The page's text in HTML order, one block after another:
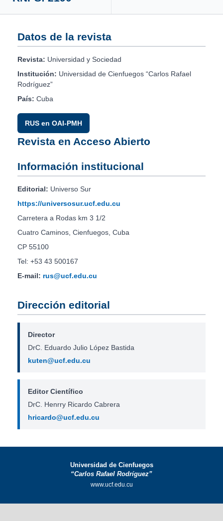
Datos de la revista
Revista: Universidad y Sociedad
Institución: Universidad de Cienfuegos “Carlos Rafael
Rodríguez”
País: Cuba
RUS en OAI-PMH
Revista en Acceso Abierto
Información institucional
Editorial: Universo Sur
https://universosur.ucf.edu.cu
Carretera a Rodas km 3 1/2
Cuatro Caminos, Cienfuegos, Cuba
CP 55100
Tel: +53 43 500167
E-mail: rus@ucf.edu.cu
Dirección editorial
Director
DrC. Eduardo Julio López Bastida
kuten@ucf.edu.cu
Editor Científico
DrC. Henrry Ricardo Cabrera
hricardo@ucf.edu.cu
Universidad de Cienfuegos
“Carlos Rafael Rodríguez”
www.ucf.edu.cu